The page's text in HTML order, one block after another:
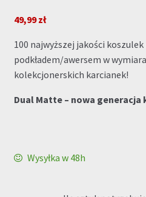
49,99zł
100 najwyższej jakości
podkładem/awersem w
kolekcjonerskich karcianek!
Dual Matte – nowa
Wysyłka w 48h